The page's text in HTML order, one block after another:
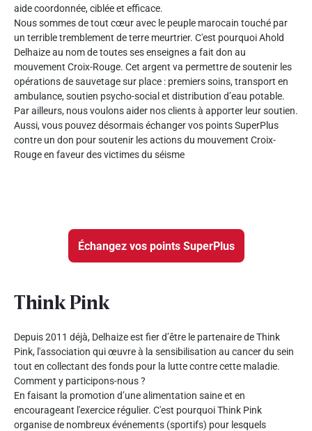
aide coordonnée, ciblée et efficace.
Nous sommes de tout cœur avec le peuple marocain touché par
un terrible tremblement de terre meurtrier. C'est pourquoi Ahold
Delhaize au nom de toutes ses enseignes a fait don au
mouvement Croix-Rouge. Cet argent va permettre de soutenir les
opérations de sauvetage sur place : premiers soins, transport en
ambulance, soutien psycho-social et distribution d’eau potable.
Par ailleurs, nous voulons aider nos clients à apporter leur soutien.
Aussi, vous pouvez désormais échanger vos points SuperPlus
contre un don pour soutenir les actions du mouvement Croix-
Rouge en faveur des victimes du séisme
Échangez vos points SuperPlus
Think Pink
Depuis 2011 déjà, Delhaize est fier d’être le partenaire de Think
Pink, l'association qui œuvre à la sensibilisation au cancer du sein
tout en collectant des fonds pour la lutte contre cette maladie.
Comment y participons-nous ?
En faisant la promotion d’une alimentation saine et en
encourageant l'exercice régulier. C'est pourquoi Think Pink
organise de nombreux événements (sportifs) pour lesquels